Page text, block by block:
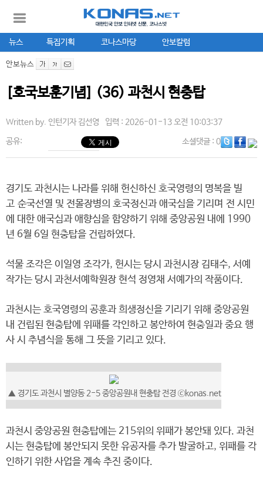
뉴스 특집기획 코나스마당 안보칼럼
안보뉴스
[호국보훈기념] (36) 과천시 현충탑
Written by. 인턴기자 김선영 입력 : 2026-01-13 오전 10:03:37
공유: 소셜댓글: 0
경기도 과천시는 나라를 위해 헌신하신 호국영령의 명복을 빌
고 순국선열 및 전몰장병의 호국정신과 애국심을 기리며 전 시민
에 대한 애국심과 애향심을 함양하기 위해 중앙공원 내에 1990
년 6월 6일 현충탑을 건립하였다.
석물 조각은 이일영 조각가, 헌시는 당시 과천시장 김태수, 서예
작가는 당시 과천서예학원장 현석 정영채 서예가의 작품이다.
과천시는 호국영령의 공훈과 희생정신을 기리기 위해 중앙공원
내 건립된 현충탑에 위패를 각인하고 봉안하여 현충일과 중요 행
사 시 추념식을 통해 그 뜻을 기리고 있다.
▲ 경기도 과천시 별양동 2-5 중앙공원내 현충탑 전경 ⓒkonas.net
과천시 중앙공원 현충탑에는 215위의 위패가 봉안돼 있다. 과천
시는 현충탑에 봉안되지 못한 유공자를 추가 발굴하고, 위패를 각
인하기 위한 사업을 계속 추진 중이다.